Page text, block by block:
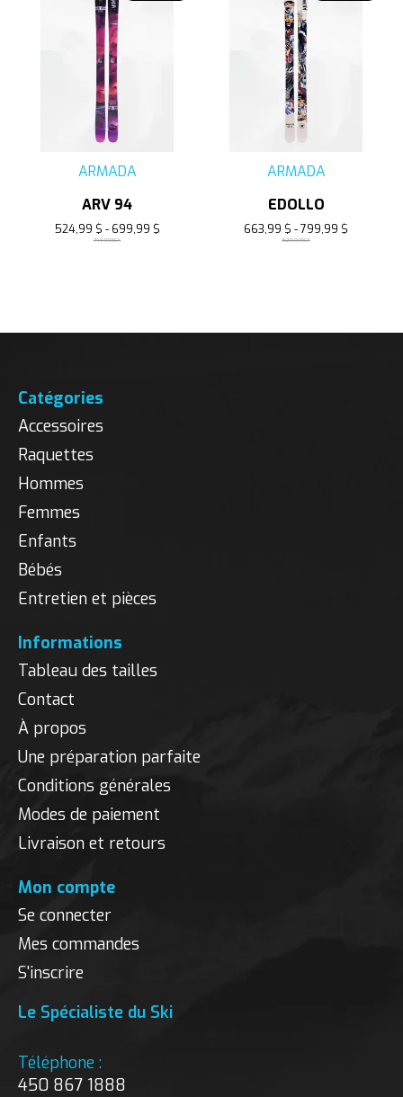
ARMADA
ARV 94
524,99 $ - 699,99 $
749,99$CA
ARMADA
EDOLLO
663,99 $ - 799,99 $
829,99$CA
Catégories
Accessoires
Raquettes
Hommes
Femmes
Enfants
Bébés
Entretien et pièces
Informations
Tableau des tailles
Contact
À propos
Une préparation parfaite
Conditions générales
Modes de paiement
Livraison et retours
Mon compte
Se connecter
Mes commandes
S'inscrire
Le Spécialiste du Ski
Téléphone :
450 867 1888